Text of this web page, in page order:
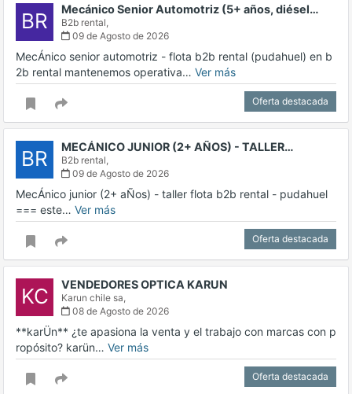
BR Mecánico Senior Automotriz (5+ años, diésel…
B2b rental,
09 de Agosto de 2026
MecÁnico senior automotriz - flota b2b rental (pudahuel) en b
2b rental mantenemos operativa… Ver más
Oferta destacada
BR MECÁNICO JUNIOR (2+ AÑOS) - TALLER…
B2b rental,
09 de Agosto de 2026
MecÁnico junior (2+ aÑos) - taller flota b2b rental - pudahuel
=== este… Ver más
Oferta destacada
KC VENDEDORES OPTICA KARUN
Karun chile sa,
08 de Agosto de 2026
**karÜn** ¿te apasiona la venta y el trabajo con marcas con p
ropósito? karün… Ver más
Oferta destacada